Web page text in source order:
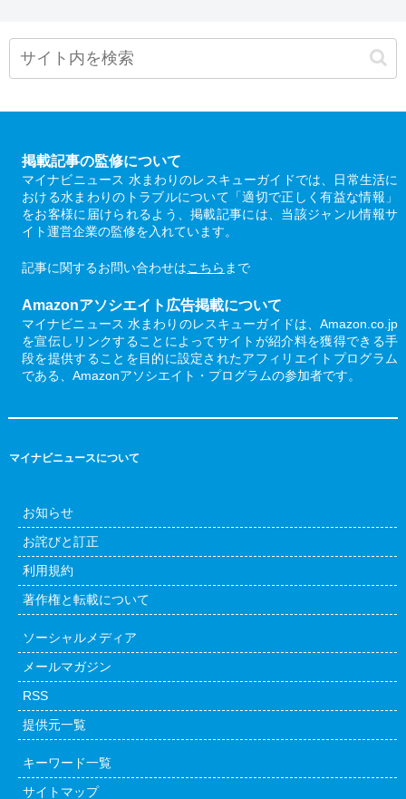
掲載記事の監修について
マイナビニュース 水まわりのレスキューガイドでは、日常生活に
おける水まわりのトラブルについて「適切で正しく有益な情報」
をお客様に届けられるよう、掲載記事には、当該ジャンル情報サ
イト運営企業の監修を入れています。
記事に関するお問い合わせはこちら まで
Amazonアソシエイト広告掲載について
マイナビニュース 水まわりのレスキューガイドは、Amazon.co.jp
を宣伝しリンクすることによってサイトが紹介料を獲得できる手
段を提供することを目的に設定されたアフィリエイトプログラム
である、Amazonアソシエイト・プログラムの参加者です。
マイナビニュースについて
お知らせ
お詫びと訂正
利用規約
著作権と転載について
ソーシャルメディア
メールマガジン
RSS
提供元一覧
キーワード一覧
サイトマップ